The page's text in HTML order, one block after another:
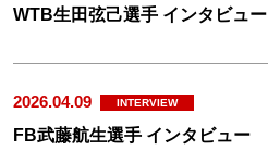
WTB生田弦己選手 インタビュー
2026.04.09 INTERVIEW
FB武藤航生選手 インタビュー